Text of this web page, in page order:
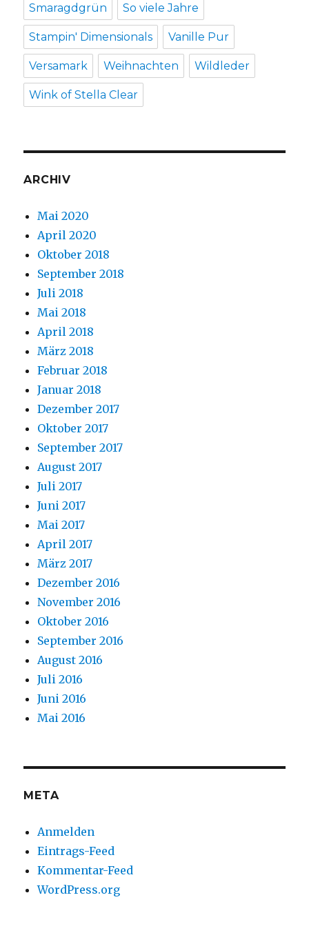
Smaragdgrün So viele Jahre
Stampin' Dimensionals Vanille Pur
Versamark Weihnachten Wildleder
Wink of Stella Clear
ARCHIV
Mai 2020
April 2020
Oktober 2018
September 2018
Juli 2018
Mai 2018
April 2018
März 2018
Februar 2018
Januar 2018
Dezember 2017
Oktober 2017
September 2017
August 2017
Juli 2017
Juni 2017
Mai 2017
April 2017
März 2017
Dezember 2016
November 2016
Oktober 2016
September 2016
August 2016
Juli 2016
Juni 2016
Mai 2016
META
Anmelden
Eintrags-Feed
Kommentar-Feed
WordPress.org